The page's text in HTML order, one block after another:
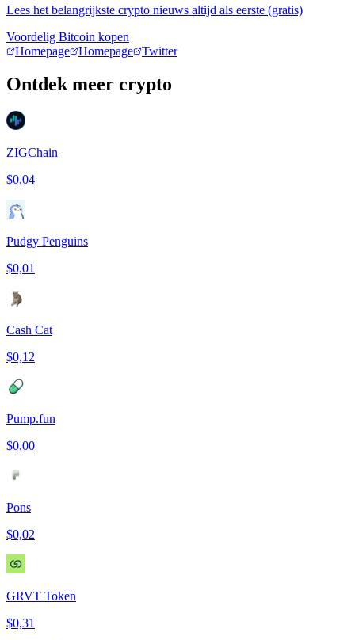
Lees het belangrijkste crypto nieuws altijd als eerste (gratis)
Voordelig Bitcoin kopen
Homepage
Homepage Twitter
Ontdek meer crypto
ZIGChain
$0,04
Pudgy Penguins
$0,01
Cash Cat
$0,12
Pump.fun
$0,00
Pons
$0,02
GRVT Token
$0,31